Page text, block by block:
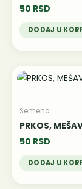
50 RSD
DODAJ U
Semena
PRKOS,
50 RSD
DODAJ U